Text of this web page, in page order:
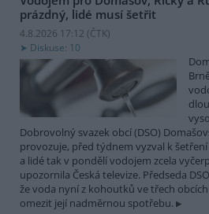
prázdný, lidé musí šetřit
4.8.2026 17:12 (ČTK)
Diskuse: 10
Dobrovolný svazek obcí (DSO)
provozuje, před týdnem vyzval k
a lidé tak v pondělí vodojem zcela
upozornila Česká televize. Předseda
že voda nyní z kohoutků ve třech
omezit její nadměrnou spotřebu.